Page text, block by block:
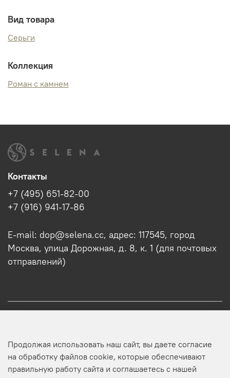
Вид товара
Серьги
Коллекция
Роман с камнем
Оптовикам
Контакты
+7 (495) 651-82-00
+7 (916) 941-17-86
E-mail: dop@selena.cc, адрес: 117545, город
Москва, улица Дорожная, д. 8, к. 1 (для почтовых
отправлений)
Продолжая использовать наш сайт, вы даете согласие
на обработку файлов cookie, которые обеспечивают
правильную работу сайта и соглашаетесь с нашей